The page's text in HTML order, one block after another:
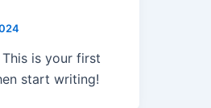
is your first
start writing!